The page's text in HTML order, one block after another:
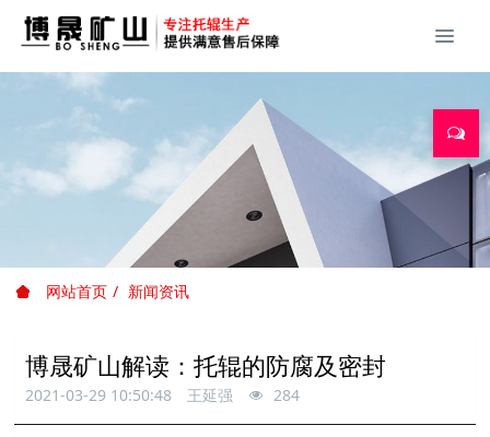
网站首页 新闻资讯
博晟矿山解读：托辊的防腐及密封
2021-03-29 10:50:48 王延强 284